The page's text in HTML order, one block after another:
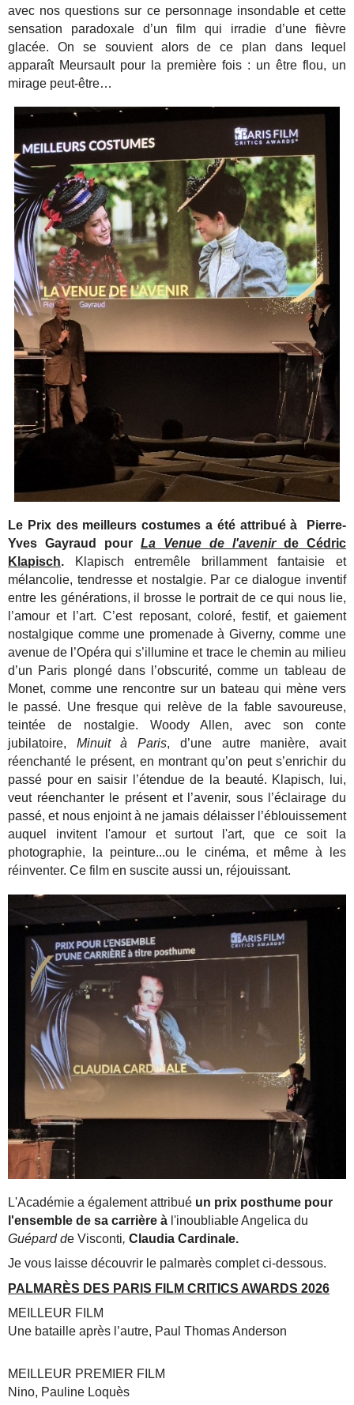
avec nos questions sur ce personnage insondable et cette
sensation paradoxale d’un film qui irradie d’une fièvre
glacée. On se souvient alors de ce plan dans lequel
apparaît Meursault pour la première fois : un être flou, un
mirage peut-être…
Le Prix des meilleurs costumes a été attribué à Pierre-
Yves Gayraud pourLa Venue de l'avenirde Cédric
Klapisch. Klapisch entremêle brillamment fantaisie et
mélancolie, tendresse et nostalgie. Par ce dialogue inventif
entre les générations, il brosse le portrait de ce qui nous lie,
l’amour et l’art. C’est reposant, coloré, festif, et gaiement
nostalgique comme une promenade à Giverny, comme une
avenue de l’Opéra qui s’illumine et trace le chemin au milieu
d’un Paris plongé dans l’obscurité, comme un tableau de
Monet, comme une rencontre sur un bateau qui mène vers
le passé. Une fresque qui relève de la fable savoureuse,
teintée de nostalgie. Woody Allen, avec son conte
jubilatoire, Minuit à Paris, d’une autre manière, avait
réenchanté le présent, en montrant qu’on peut s’enrichir du
passé pour en saisir l’étendue de la beauté. Klapisch, lui,
veut réenchanter le présent et l’avenir, sous l’éclairage du
passé, et nous enjoint à ne jamais délaisser l’éblouissement
auquel invitent l'amour et surtout l'art, que ce soit la
photographie, la peinture...ou le cinéma, et même à les
réinventer. Ce film en suscite aussi un, réjouissant.
L'Académie a également attribué un prix posthume pour
l'ensemble de sa carrière à l'inoubliable Angelica du
Guépard de Visconti,Claudia Cardinale.
Je vous laisse découvrir le palmarès complet ci-dessous.
PALMARÈS DES PARIS FILM CRITICS AWARDS 2026
MEILLEUR FILM
Une bataille après l’autre, Paul Thomas Anderson
MEILLEUR PREMIER FILM
Nino, Pauline Loquès